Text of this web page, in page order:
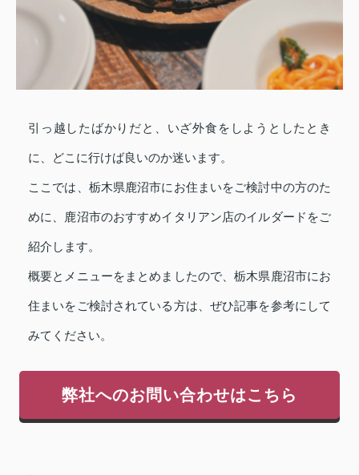
引っ越したばかりだと、いざ外食をしようとしたとき
に、どこに行けば良いのか迷います。
ここでは、栃木県鹿沼市にお住まいをご検討中の方のた
めに、鹿沼市のおすすめイタリアン店のイルダードをご
紹介します。
概要とメニューをまとめましたので、栃木県鹿沼市にお
住まいをご検討されている方は、ぜひ記事を参考にして
みてください。
弊社へのお問い合わせはこちら